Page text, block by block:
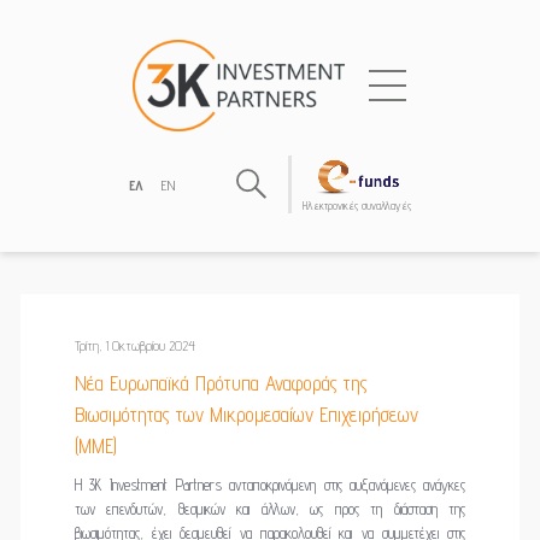
ΕΛ EN
Hλεκτρονικές συναλλαγές
Τρίτη, 1 Οκτωβρίου 2024
Nέα Ευρωπαϊκά Πρότυπα Αναφοράς της
Βιωσιμότητας των Μικρομεσαίων Επιχειρήσεων
(ΜΜΕ)
Η 3K Investment Partners ανταποκρινόμενη στις αυξανόμενες ανάγκες
των επενδυτών, θεσμικών και άλλων, ως προς τη διάσταση της
βιωσιμότητας, έχει δεσμευθεί να παρακολουθεί και να συμμετέχει στις